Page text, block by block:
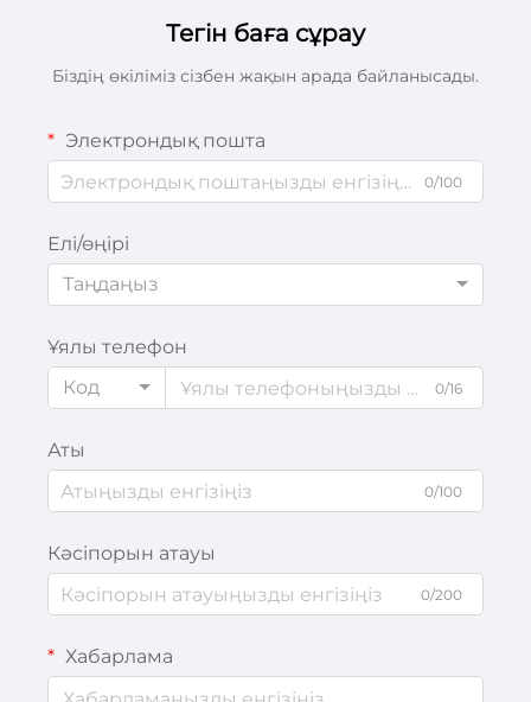
Тегін баға сұрау
Біздің өкіліміз сізбен жақын арада байланысады.
Электрондық пошта
0/100
Елі/өңірі
Таңдаңыз
Ұялы телефон
Код
0/16
Аты
0/100
Кәсіпорын атауы
0/200
Хабарлама